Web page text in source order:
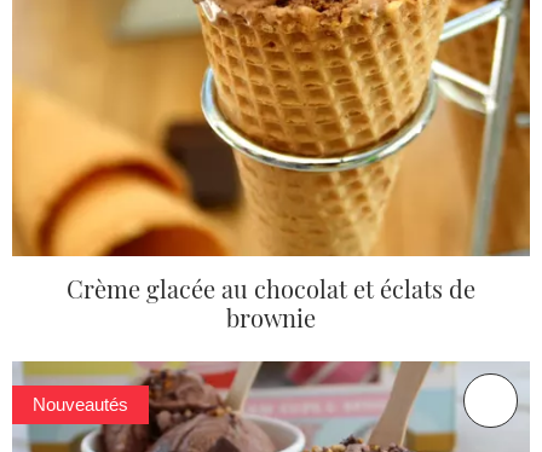
Crème glacée au chocolat et éclats de
brownie
Nouveautés